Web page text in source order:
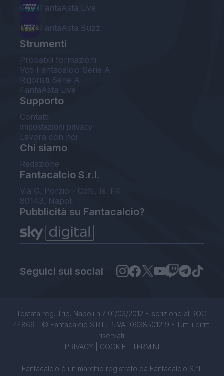
FantaAsta Live
FantaAsta Buzz
Strumenti
Probabili formazioni
Voti Fantacalcio Serie A
Rigoristi Serie A
FantaAsta Live
Supporto
Contatti
Impostazioni privacy
Lavora con noi
Chi siamo
Redazione
Fantacalcio S.r.l.
Via G. Porzio - CdN, Is. F4
80143, Napoli
Pubblicità su Fantacalcio?
Seguici sui social
Testata reg. Trib. Napoli n.7 01/03/2012 - Iscrizione al ROC:
44869 - © Fantacalcio S.R.L. P.IVA 10938501219 - Tutti i diritti
riservati.
PRIVACY| COOKIE TERMINI
Fantacalcio è un marchio registrato da Fantacalcio S.r.l.